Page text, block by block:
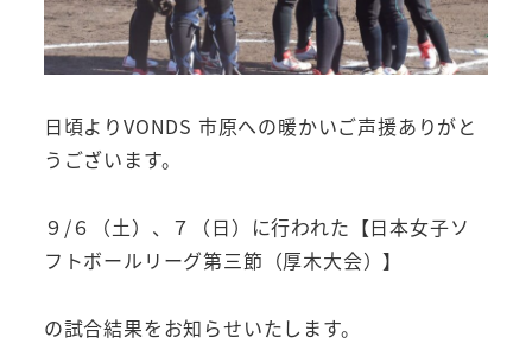
日頃よりVONDS 市原への暖かいご声援ありがと
うございます。
９/６（土）、７（日）に行われた【日本女子ソ
フトボールリーグ第三節（厚木大会）】
の試合結果をお知らせいたします。